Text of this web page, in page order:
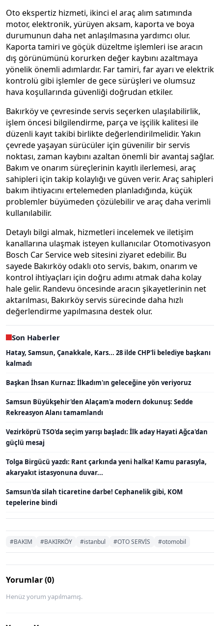
Oto ekspertiz hizmeti, ikinci el araç alım satımında
motor, elektronik, yürüyen aksam, kaporta ve boya
durumunun daha net anlaşılmasına yardımcı olur.
Kaporta tamiri ve göçük düzeltme işlemleri ise aracın
dış görünümünü korurken değer kaybını azaltmaya
yönelik önemli adımlardır. Far tamiri, far ayarı ve elektrik
kontrolü gibi işlemler de gece sürüşleri ve olumsuz
hava koşullarında güvenliği doğrudan etkiler.
Bakırköy ve çevresinde servis seçerken ulaşılabilirlik,
işlem öncesi bilgilendirme, parça ve işçilik kalitesi ile
düzenli kayıt takibi birlikte değerlendirilmelidir. Yakın
çevrede yaşayan sürücüler için güvenilir bir servis
noktası, zaman kaybını azaltan önemli bir avantaj sağlar.
Bakım ve onarım süreçlerinin kayıtlı ilerlemesi, araç
sahipleri için takip kolaylığı ve güven verir. Araç sahipleri
bakım ihtiyacını ertelemeden planladığında, küçük
problemler büyümeden çözülebilir ve araç daha verimli
kullanılabilir.
Detaylı bilgi almak, hizmetleri incelemek ve iletişim
kanallarına ulaşmak isteyen kullanıcılar Otomotivasyon
Bosch Car Service web sitesini ziyaret edebilir. Bu
sayede Bakırköy odaklı oto servis, bakım, onarım ve
kontrol ihtiyaçları için doğru adımı atmak daha kolay
hale gelir. Randevu öncesinde aracın şikayetlerinin net
aktarılması, Bakırköy servis sürecinde daha hızlı
değerlendirme yapılmasına destek olur.
Son Haberler
Hatay, Samsun, Çanakkale, Kars... 28 ilde CHP'li belediye başkanı
kalmadı
Başkan İhsan Kurnaz: İlkadım'ın geleceğine yön veriyoruz
Samsun Büyükşehir'den Alaçam'a modern dokunuş: Sedde
Rekreasyon Alanı tamamlandı
Vezirköprü TSO'da seçim yarışı başladı: İlk aday Hayati Ağca'dan
güçlü mesaj
Tolga Birgücü yazdı: Rant çarkında yeni halka! Kamu parasıyla,
akaryakıt istasyonuna duvar...
Samsun'da silah ticaretine darbe! Cephanelik gibi, KOM
tepelerine bindi
#BAKIM #BAKIRKÖY #istanbul #OTO SERVİS #otomobil
Yorumlar (0)
Henüz yorum yapılmamış.